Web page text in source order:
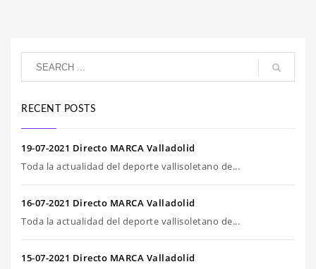
RECENT POSTS
19-07-2021 Directo MARCA Valladolid
Toda la actualidad del deporte vallisoletano de...
16-07-2021 Directo MARCA Valladolid
Toda la actualidad del deporte vallisoletano de...
15-07-2021 Directo MARCA Valladolid